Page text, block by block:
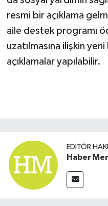
resmi bir açıklama
aile destek programı
uzatılmasına ilişkin
açıklamalar yapılabilir.
EDITÖR
Haber